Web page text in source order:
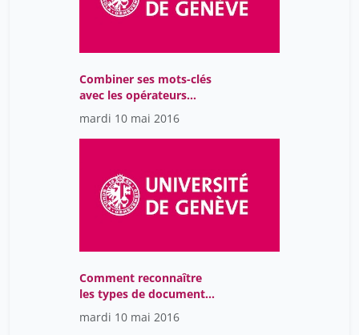
Combiner ses mots-clés
avec les opérateurs
booléens
mardi 10 mai 2016
Comment reconnaître
les types de documents
adaptés à son besoin
mardi 10 mai 2016